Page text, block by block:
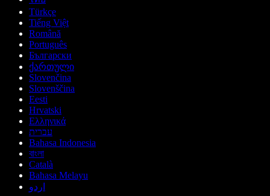
Türkçe
Tiếng Việt
Română
Português
Български
ქართული
Slovenčina
Slovenščina
Eesti
Hrvatski
Ελληνικά
עברית
Bahasa Indonesia
বাংলা
Català
Bahasa Melayu
اردو